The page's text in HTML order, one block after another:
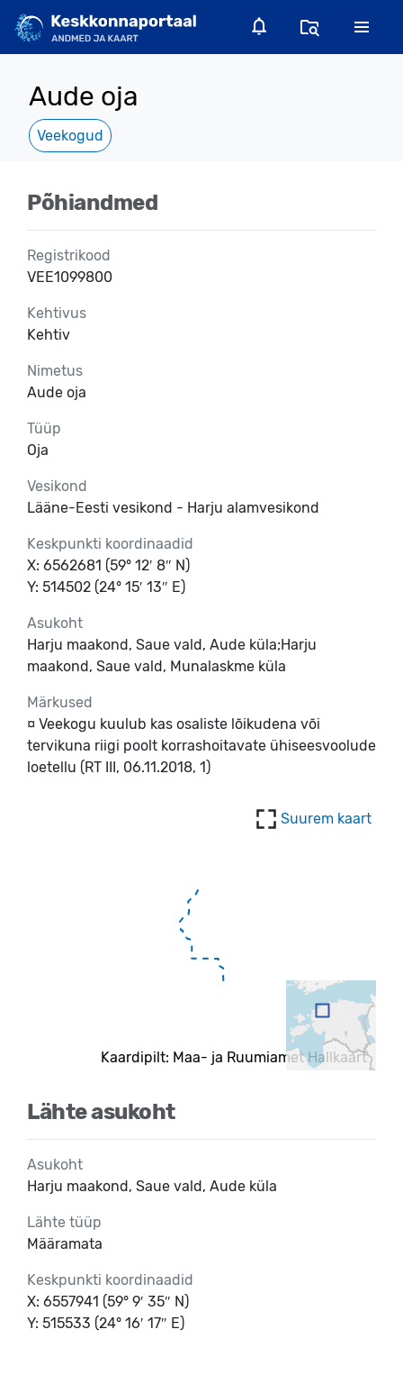
Aude oja
Veekogud
Põhiandmed
Registrikood
VEE1099800
Kehtivus
Kehtiv
Nimetus
Aude oja
Tüüp
Oja
Vesikond
Lääne-Eesti vesikond - Harju alamvesikond
Keskpunkti koordinaadid
X: 6562681 (59° 12′ 8″ N)
Y: 514502 (24° 15′ 13″ E)
Asukoht
Harju maakond, Saue vald, Aude küla;Harju
maakond, Saue vald, Munalaskme küla
Märkused
¤ Veekogu kuulub kas osaliste lõikudena või
tervikuna riigi poolt korrashoitavate ühiseesvoolude
loetellu (RT III, 06.11.2018, 1)
Suurem kaart
Kaardipilt: Maa- ja Ruumiamet Hallkaart
Lähte asukoht
Asukoht
Harju maakond, Saue vald, Aude küla
Lähte tüüp
Määramata
Keskpunkti koordinaadid
X: 6557941 (59° 9′ 35″ N)
Y: 515533 (24° 16′ 17″ E)